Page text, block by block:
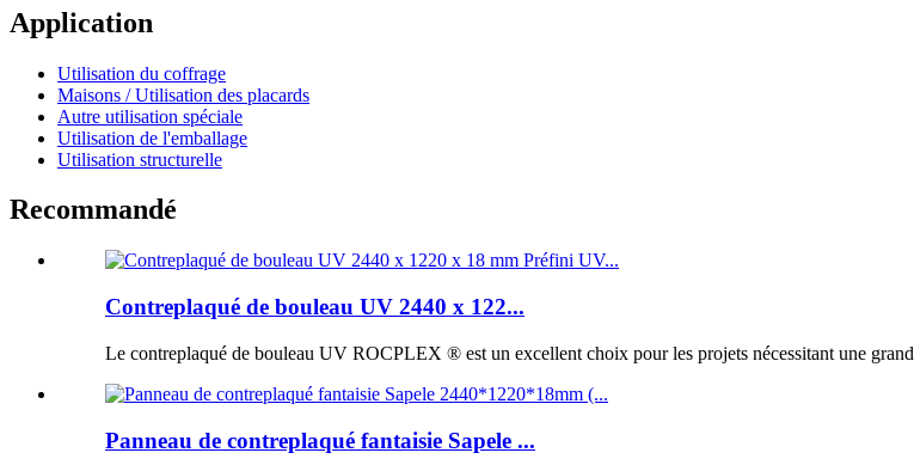
Application
Utilisation du coffrage
Maisons / Utilisation des placards
Autre utilisation spéciale
Utilisation de l'emballage
Utilisation structurelle
Recommandé
Contreplaqué de bouleau UV 2440 x 122...
Le contreplaqué de bouleau UV ROCPLEX ® est un excellent choix pour les projets nécessitant une
Panneau de contreplaqué fantaisie Sapele ...